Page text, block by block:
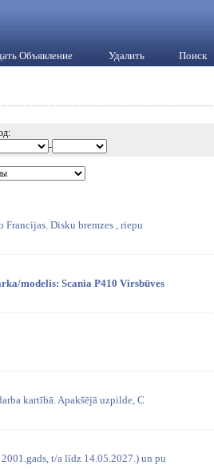
Объявление Удалить Поиск
-
Francijas. Disku bremzes , riepu
modelis: Scania P410 Virsbūves
kartībā. Apakšējā uzpilde, C
t/a līdz 14.05.2027.) un pu